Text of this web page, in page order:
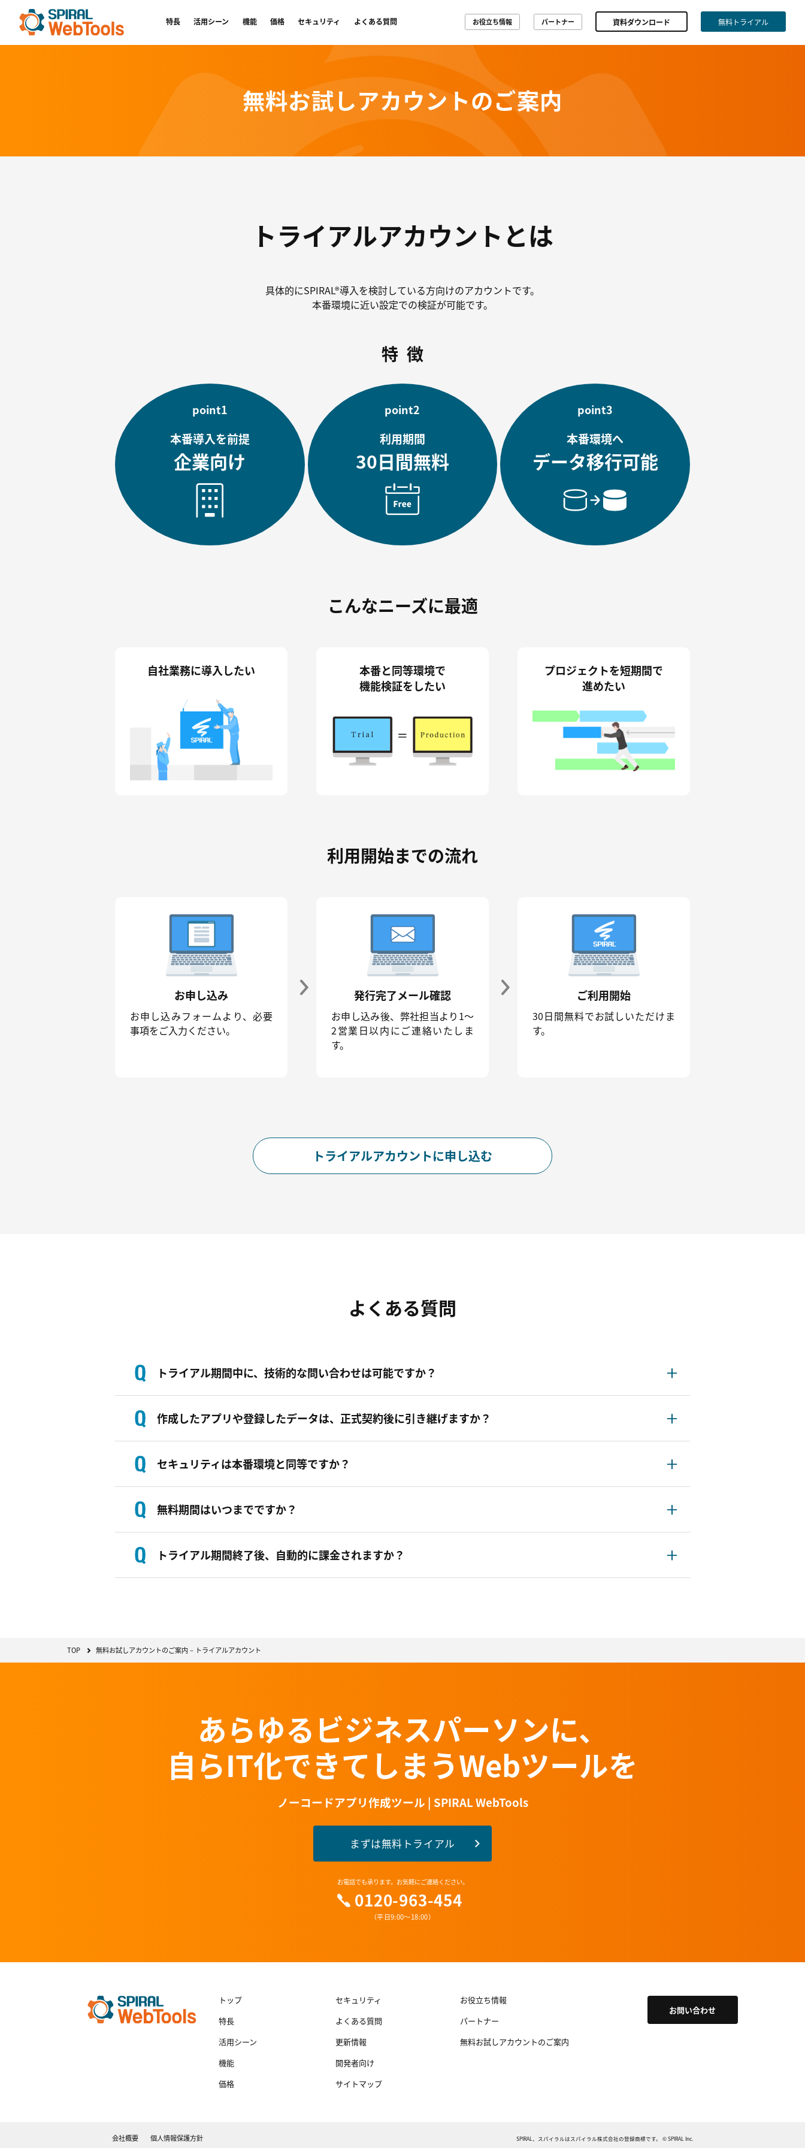
特長 活用シーン 機能 価格 セキュリティ よくある質問 お役立ち情報 パートナー 資料ダウンロード 無料トライアル
無料お試しアカウントのご案内
トライアルアカウントとは
具体的にSPIRAL®導入を検討している方向けのアカウントです。
本番環境に近い設定での検証が可能です。
特徴
point1
本番導入を前提
企業向け
point2
利用期間
30日間無料
point3
本番環境へ
データ移行可能
こんなニーズに最適
自社業務に導入したい
本番と同等環境で
機能検証をしたい
プロジェクトを短期間で
進めたい
利用開始までの流れ
お申し込み
お申し込みフォームより、必要
事項をご入力ください。
発行完了メール確認
お申し込み後、弊社担当より1～
2営業日以内にご連絡いたしま
す。
ご利用開始
30日間無料でお試しいただけま
す。
トライアルアカウントに申し込む
よくある質問
トライアル期間中に、技術的な問い合わせは可能ですか？
作成したアプリや登録したデータは、正式契約後に引き継げますか？
セキュリティは本番環境と同等ですか？
無料期間はいつまでですか？
トライアル期間終了後、自動的に課金されますか？
TOP 無料お試しアカウントのご案内 – トライアルアカウント
あらゆるビジネスパーソンに、
自らIT化できてしまうWebツールを
ノーコードアプリ作成ツール | SPIRAL WebTools
まずは無料トライアル
お電話でも承ります。お気軽にご連絡ください。
0120-963-454
（平日9:00〜18:00）
トップ
特長
活用シーン
機能
価格
セキュリティ
よくある質問
更新情報
開発者向け
サイトマップ
お役立ち情報
パートナー
無料お試しアカウントのご案内
お問い合わせ
会社概要 個人情報保護方針 SPIRAL、スパイラルはスパイラル株式会社の登録商標です。 © SPIRAL Inc.